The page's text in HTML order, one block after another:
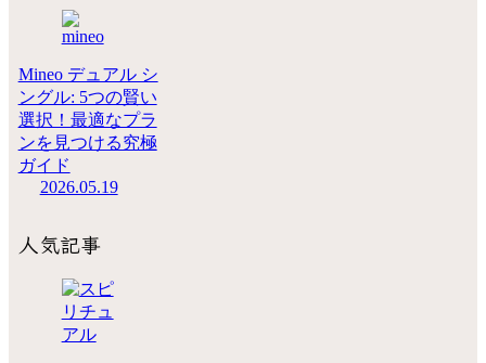
Mineo デュアル シ
ングル: 5つの賢い
選択！最適なプラ
ンを見つける究極
ガイド
2026.05.19
人気記事